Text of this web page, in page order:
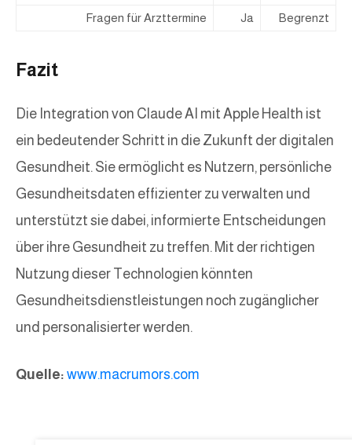
Fragen für Arzttermine Ja Begrenzt
Fazit
Die Integration von Claude AI mit Apple Health ist
ein bedeutender Schritt in die Zukunft der digitalen
Gesundheit. Sie ermöglicht es Nutzern, persönliche
Gesundheitsdaten effizienter zu verwalten und
unterstützt sie dabei, informierte Entscheidungen
über ihre Gesundheit zu treffen. Mit der richtigen
Nutzung dieser Technologien könnten
Gesundheitsdienstleistungen noch zugänglicher
und personalisierter werden.
Quelle: www.macrumors.com